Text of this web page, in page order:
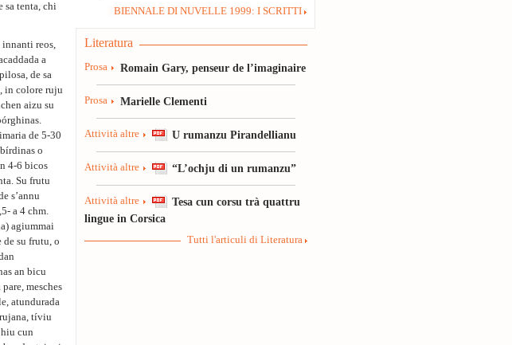
sa tenta, chi
innanti reos,
a
de sa
in colore ruju
aizu su
de 5-30
o
4-6 bicos
Su frutu
s’annu
a 4 chm.
agiummai
de su frutu, o
an bicu
mesches
atundurada
tíviu
cun
BIENNALE DI NUVELLE 1999: I SCRITTI
Literatura
Prosa Romain Gary, penseur de l’imaginaire
Prosa Marielle Clementi
Attività altre U rumanzu Pirandellianu
Attività altre “L’ochju di un rumanzu”
Attività altre
Tesa cun corsu trà quattru
lingue in Corsica
Tutti l'articuli di Literatura